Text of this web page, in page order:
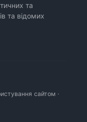
та
та відомих
сайтом ·